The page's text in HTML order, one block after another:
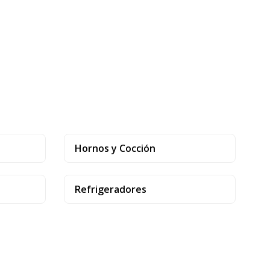
Hornos y Cocción
Refrigeradores